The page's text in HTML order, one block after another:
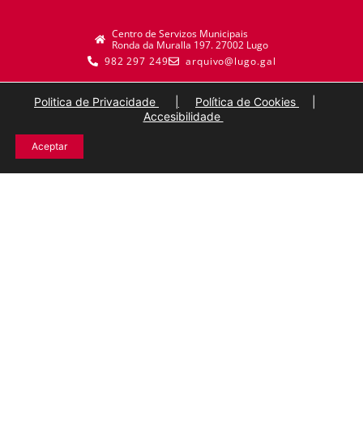
Centro de Servizos Municipais
Ronda da Muralla 197. 27002 Lugo
982 297 249
arquivo@lugo.gal
Politica de Privacidade Política de Cookies
Accesibilidade
Aceptar